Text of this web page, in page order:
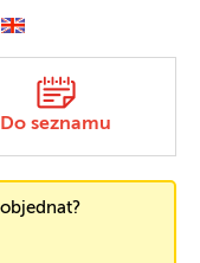
Do seznamu